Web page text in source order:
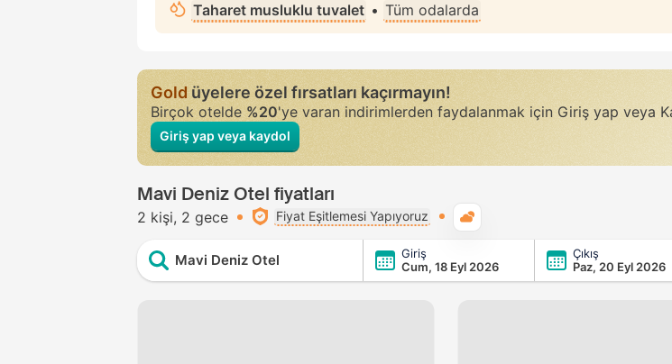
Taharet musluklu tuvalet • Tüm odalarda
Goldüyelere özel fırsatları kaçırmayın!
Birçok otelde%20'ye varan indirimlerden faydalanmak için Giriş yap veya
Giriş yap veya kaydol
Mavi Deniz Otel fiyatları
2 kişi 2 gece Fiyat Eşitlemesi Yapıyoruz
Mavi Deniz Otel
Giriş
Cum, 18 Eyl 2026
Çıkış
Paz, 20 Eyl 2026